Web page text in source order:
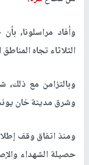
وأفاد مراسلونا،
الثلاثاء تجاه
وبالتزامن مع ذلك،
وشرق مدينة خان